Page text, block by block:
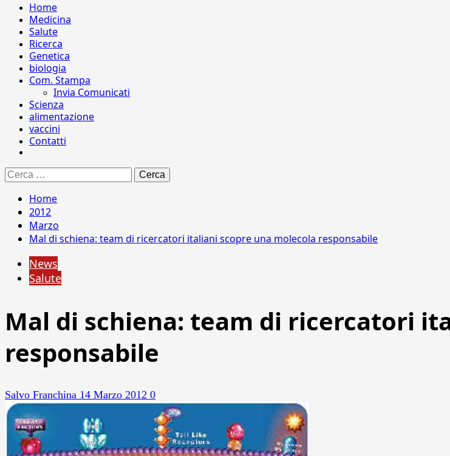
Home
Medicina
Salute
Ricerca
Genetica
biologia
Com. Stampa
Invia Comunicati
Scienza
alimentazione
vaccini
Contatti
Ricerca
per:
Home
2012
Marzo
Mal di schiena: team di ricercatori italiani scopre una molecola responsabile
News
Salute
Mal di schiena: team di ricercatori
responsabile
Salvo Franchina 14 Marzo 2012 0